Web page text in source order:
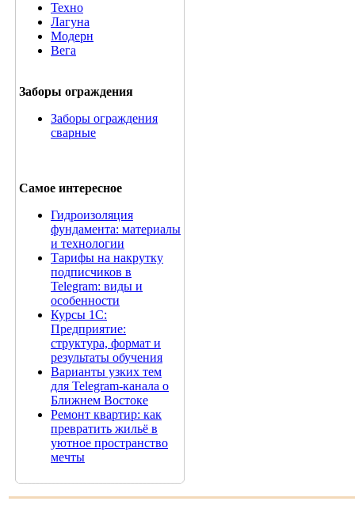
Техно
Лагуна
Модерн
Вега
Заборы ограждения
Заборы ограждения
сварные
Самое интересное
Гидроизоляция
фундамента: материалы
и технологии
Тарифы на накрутку
подписчиков в
Telegram: виды и
особенности
Курсы 1С:
Предприятие:
структура, формат и
результаты обучения
Варианты узких тем
для Telegram-канала о
Ближнем Востоке
Ремонт квартир: как
превратить жильё в
уютное пространство
мечты